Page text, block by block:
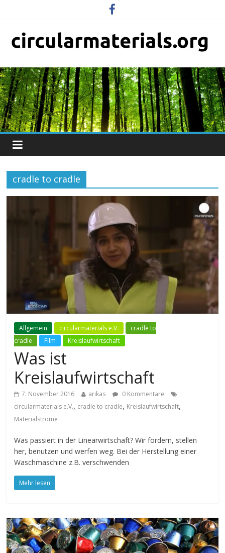
cradle to cradle
Allgemein circularmaterials e.V.
cradle to
cradle
Film Kreislaufwirtschaft
Was ist
Kreislaufwirtschaft
7. November 2016 arikas
0 Kommentare
circularmaterials e.V., cradle to cradle, Kreislaufwirtschaft,
Materialströme
Was passiert in der Linearwirtschaft? Wir fördern, stellen
her, benutzen und werfen weg. Bei der Herstellung einer
Waschmaschine z.B. verschwenden
Mehr lesen